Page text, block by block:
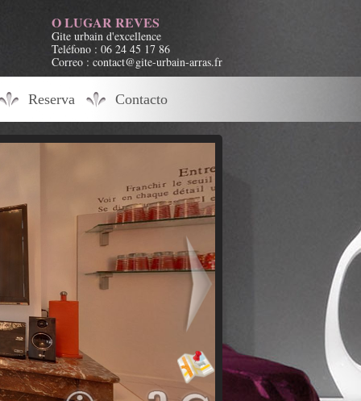
O LUGAR REVES
Gite urbain d'excellence
Teléfono : 06 24 45 17 86
Correo : contact@gite-urbain-arras.fr
Reserva Contacto